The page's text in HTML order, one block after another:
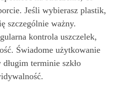
Jeśli wybierasz plastik,
szczególnie ważny.
kontrola uszczelek,
Świadome użytkowanie
terminie szkło